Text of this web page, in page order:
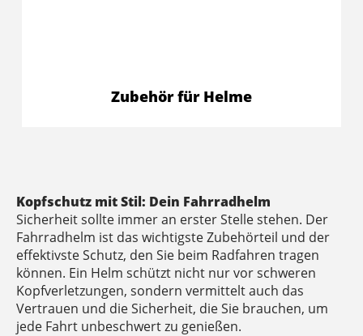
Zubehör für Helme
Kopfschutz mit Stil: Dein Fahrradhelm
Sicherheit sollte immer an erster Stelle stehen. Der
Fahrradhelm ist das wichtigste Zubehörteil und der
effektivste Schutz, den Sie beim Radfahren tragen
können. Ein Helm schützt nicht nur vor schweren
Kopfverletzungen, sondern vermittelt auch das
Vertrauen und die Sicherheit, die Sie brauchen, um
jede Fahrt unbeschwert zu genießen.